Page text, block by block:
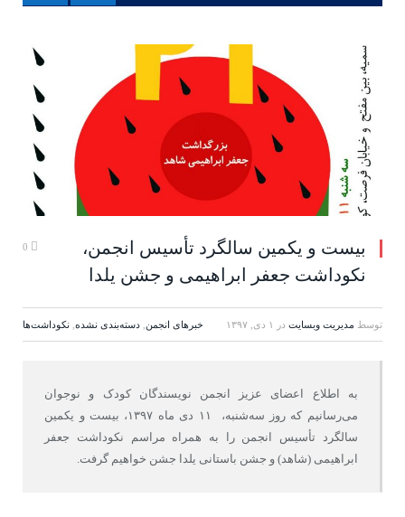
بیست و یکمین سالگرد تأسیس انجمن،
نکوداشت جعفر ابراهیمی و جشن یلدا
توسط مدیریت وبسایت در ۱ دی, ۱۳۹۷ خبرهای انجمن, دسته‌بندی نشده, نكوداشت‌ها
به اطلاع اعضای عزیز انجمن نویسندگان کودک و نوجوان
می‌رسانیم که روز سه‌شنبه، ۱۱ دی ماه ۱۳۹۷، بیست و یکمین
سالگرد تأسیس انجمن را به همراه مراسم نکوداشت جعفر
ابراهیمی (شاهد) و جشن باستانی یلدا جشن خواهیم گرفت.